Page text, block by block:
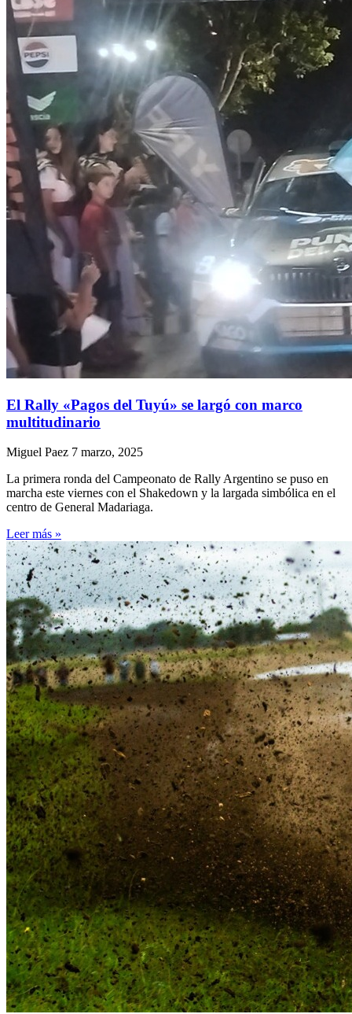
El Rally «Pagos del Tuyú» se largó con marco
multitudinario
Miguel Paez 7 marzo, 2025
La primera ronda del Campeonato de Rally Argentino se puso en
marcha este viernes con el Shakedown y la largada simbólica en el
centro de General Madariaga.
Leer más »